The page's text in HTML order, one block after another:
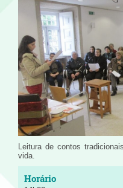
Leitura de contos
vida.